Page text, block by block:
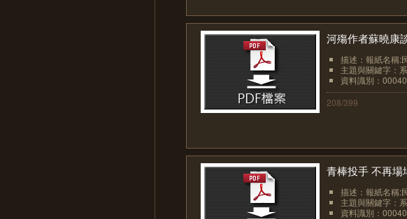
河殤作者蘇曉康
描述：報紙名稱:
主題與關鍵字：
資料識別：
208/399
青棒投手 不再場
描述：報紙名稱:
主題與關鍵字：
資料識別：